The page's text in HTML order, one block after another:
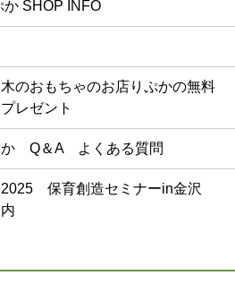
か SHOP INFO
のおもちゃのお店りぷかの無料
レゼント
か Q＆A よくある質問
保育創造セミナーin金沢